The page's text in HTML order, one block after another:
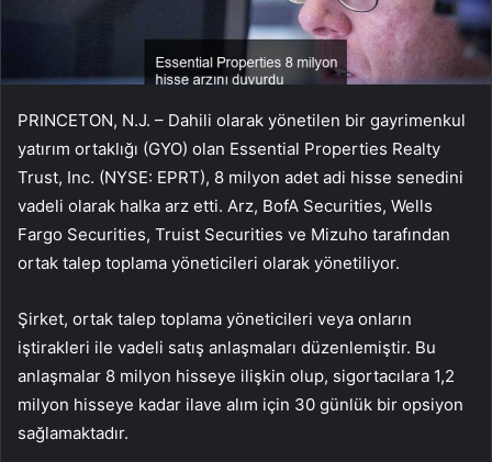
PRINCETON, N.J. – Dahili olarak yönetilen bir gayrimenkul
yatırım ortaklığı (GYO) olan Essential Properties Realty
Trust, Inc. (NYSE: EPRT), 8 milyon adet adi hisse senedini
vadeli olarak halka arz etti. Arz, BofA Securities, Wells
Fargo Securities, Truist Securities ve Mizuho tarafından
ortak talep toplama yöneticileri olarak yönetiliyor.
Şirket, ortak talep toplama yöneticileri veya onların
iştirakleri ile vadeli satış anlaşmaları düzenlemiştir. Bu
anlaşmalar 8 milyon hisseye ilişkin olup, sigortacılara 1,2
milyon hisseye kadar ilave alım için 30 günlük bir opsiyon
sağlamaktadır.